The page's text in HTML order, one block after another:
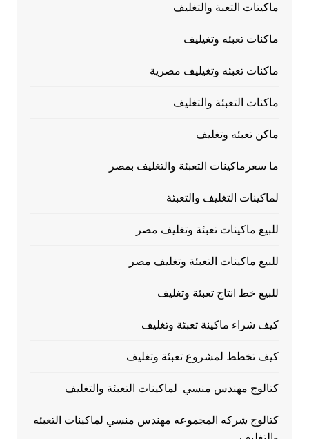
ماكيتات التعبة والتغليف
ماكنات تعبئه وتغيليف
ماكنات تعبئه وتغيليف مصرية
ماكنات التعبئة والتغليف
ماكن تعبئه وتغليف
ما سعرماكينات التعبئة والتغليف بمصر
لماكينات التغليف والتعبئة
للبيع ماكينات تعبئة وتغليف مصر
للبيع ماكينات التعبئة وتغليف مصر
للبيع خط انتاج تعبئة وتغليف
كيف شراء ماكينة تعبئة وتغليف
كيف تخطط لمشروع تعبئة وتغليف
كتالوج مهندس منسي لماكينات التعبئة والتغليف
كتالوج شركه المجموعه مهندس منسي لماكينات التعبئه